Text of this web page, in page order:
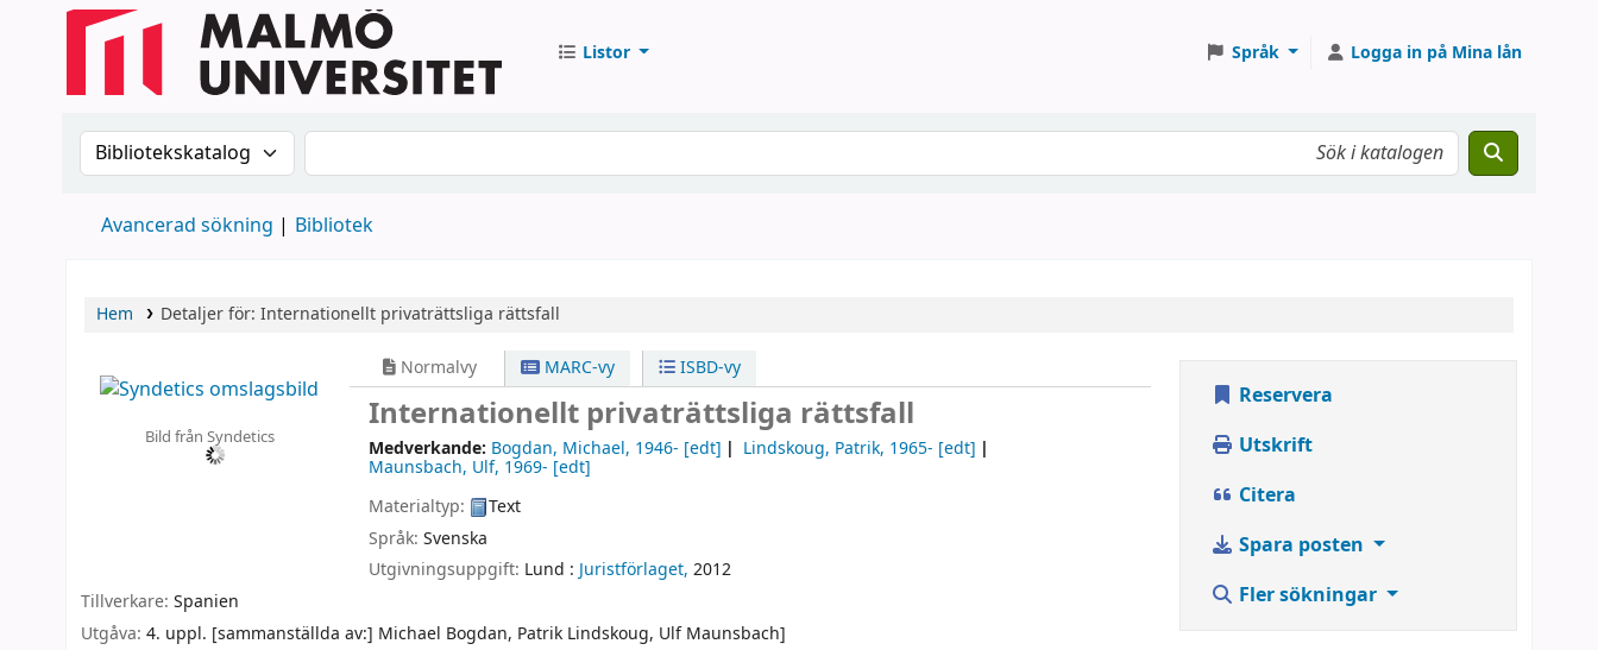
Listor Språk Logga in på Mina lån
Sök i katalogen efter:Sök i katalogen
Avancerad sökning Bibliotek
Hem Detaljer för: Internationellt privaträttsliga rättsfall
Bild från Syndetics
Normalvy MARC-vy ISBD-vy
Internationellt privaträttsliga rättsfall
Medverkande: Bogdan, Michael, 1946- [edt] Lindskoug, Patrik, 1965- [edt]
Maunsbach, Ulf, 1969- [edt]
Materialtyp:
Text
Språk:Svenska
Utgivningsuppgift: Lund : Juristförlaget, 2012
Tillverkare: Spanien
Utgåva: 4. uppl. [sammanställda av:] Michael Bogdan, Patrik Lindskoug, Ulf Maunsbach]
Reservera
Utskrift
Citera
Spara posten
Fler sökningar